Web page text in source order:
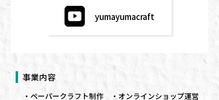
yumayumacraft
事業内容
ペーパークラフト制作
オンラインショップ運営